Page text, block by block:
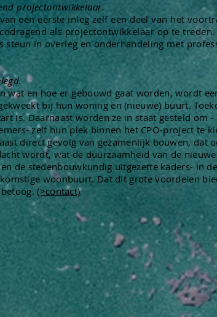
projectontwikkelaar.
een eerste inleg zelf een deel van het
als projectontwikkelaar op te
steun in overleg enonderhandeling met
wat en hoe er gebouwd gaat worden, wordt
bij hun woning en (nieuwe) buurt.
is. Daarnaast worden ze in staat gesteld om -
zelf hun plek binnen het CPO-project te
direct gevolg van gezamenlijk bouwen, dat
wordt, wat de duurzaamheid van de
de stedenbouwkundig uitgezette kaders- in
woonbuurt. Dat dit grote voordelen
betoog.(>contact)